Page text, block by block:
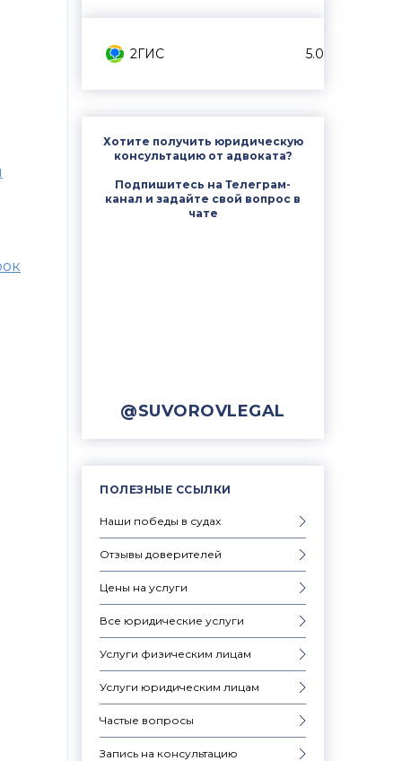
2ГИС 5.0
Хотите получить юридическую
консультацию от адвоката?
Подпишитесь на Телеграм-
канал и задайте свой вопрос в
чате
@SUVOROVLEGAL
ПОЛЕЗНЫЕ ССЫЛКИ
Наши победы в судах
Отзывы доверителей
Цены на услуги
Все юридические услуги
Услуги физическим лицам
Услуги юридическим лицам
Частые вопросы
Запись на консультацию